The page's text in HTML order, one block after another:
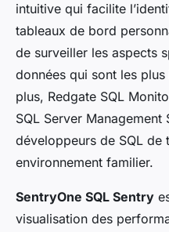
intuitive qui facilite
tableaux de bord
de surveiller les aspects
données qui sont les
plus, Redgate SQL
SQL Server
développeurs de SQL de
environnement familier.
SentryOne SQL Sentry
visualisation des